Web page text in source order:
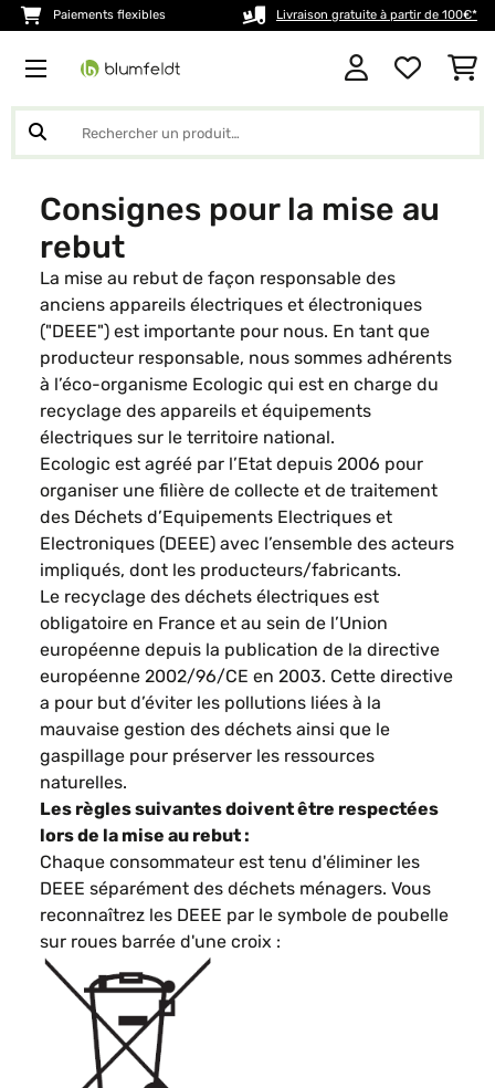
Paiements flexibles Livraison gratuite à partir de 100€*
Consignes pour la mise au
rebut
La mise au rebut de façon responsable des
anciens appareils électriques et électroniques
("DEEE") est importante pour nous. En tant que
producteur responsable, nous sommes adhérents
à l’éco-organisme Ecologic qui est en charge du
recyclage des appareils et équipements
électriques sur le territoire national.
Ecologic est agréé par l’Etat depuis 2006 pour
organiser une filière de collecte et de traitement
des Déchets d’Equipements Electriques et
Electroniques (DEEE) avec l’ensemble des acteurs
impliqués, dont les producteurs/fabricants.
Le recyclage des déchets électriques est
obligatoire en France et au sein de l’Union
européenne depuis la publication de la directive
européenne 2002/96/CE en 2003. Cette directive
a pour but d’éviter les pollutions liées à la
mauvaise gestion des déchets ainsi que le
gaspillage pour préserver les ressources
naturelles.
Les règles suivantes doivent être respectées
lors de la mise au rebut :
Chaque consommateur est tenu d'éliminer les
DEEE séparément des déchets ménagers. Vous
reconnaîtrez les DEEE par le symbole de poubelle
sur roues barrée d'une croix :